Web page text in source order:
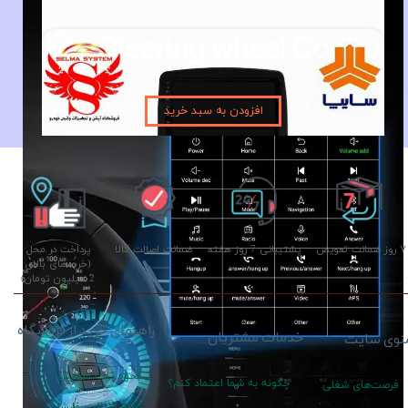
مانیتور فابریک ساینا و کوئیک اندروید فولتاچ مدل MTK
افزودن به سبد خرید
پشتیبانی 7 روز هفته
پرداخت در محل
(خریدهای بالای
2 میلیون تومان)
۷ روز ضمانت تعویض ضمانت اصالت کالا
راهنمای خرید از فروشگاه
نحوه ثبت سفارش
خدمات مشتریان
چگونه به شما اعتماد کنم؟
سایت
فرصت‌های شغلی